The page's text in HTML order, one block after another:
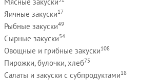
Яичные закуски17
Рыбные закуски49
Сырные закуски54
Овощные и грибные закуски108
Пирожки, булочки, хлеб75
Салаты и закуски с субпродуктами18